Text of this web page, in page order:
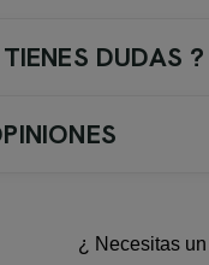
DUDAS ?
de 195 cm, el
¿ Necesitas